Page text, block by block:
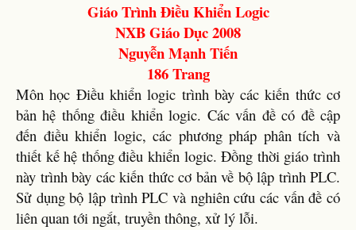
Giáo Trình Điều Khiển Logic
NXB Giáo Dục 2008
Nguyễn Mạnh Tiến
186 Trang
Môn học Điều khiển logic trình bày các kiến thức cơ
bản hệ thống điều khiển logic. Các vấn đề có đề cập
đến điều khiển logic, các phương pháp phân tích và
thiết kế hệ thống điều khiển logic. Đồng thời giáo trình
này trình bày các kiến thức cơ bản về bộ lập trình PLC.
Sử dụng bộ lập trình PLC và nghiên cứu các vấn đề có
liên quan tới ngắt, truyền thông, xử lý lỗi.